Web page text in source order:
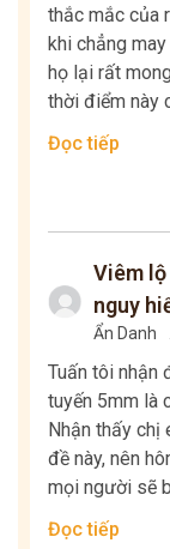
thắc mắc của
khi chẳng
họ lại rất
thời điểm này
Đọc tiếp
Viêm
nguy
Ẩn Danh
Tuấn tôi nhận
tuyến 5mm là
Nhận thấy chị
đề này, nên
mọi người sẽ
Đọc tiếp